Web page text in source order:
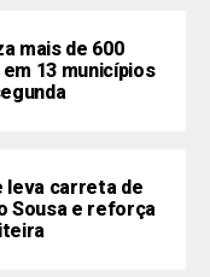
mais de 600
13 municípios
leva carreta de
Sousa e reforça